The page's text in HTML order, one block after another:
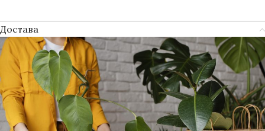
Достава